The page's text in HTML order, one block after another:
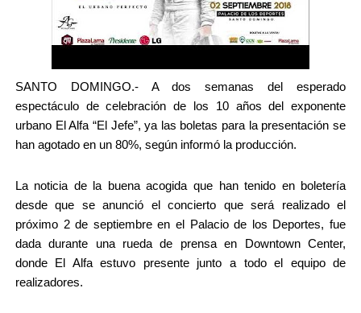
SANTO DOMINGO.- A dos semanas del esperado
espectáculo de celebración de los 10 años del exponente
urbano El Alfa “El Jefe”, ya las boletas para la presentación se
han agotado en un 80%, según informó la producción.
La noticia de la buena acogida que han tenido en boletería
desde que se anunció el concierto que será realizado el
próximo 2 de septiembre en el Palacio de los Deportes, fue
dada durante una rueda de prensa en Downtown Center,
donde El Alfa estuvo presente junto a todo el equipo de
realizadores.